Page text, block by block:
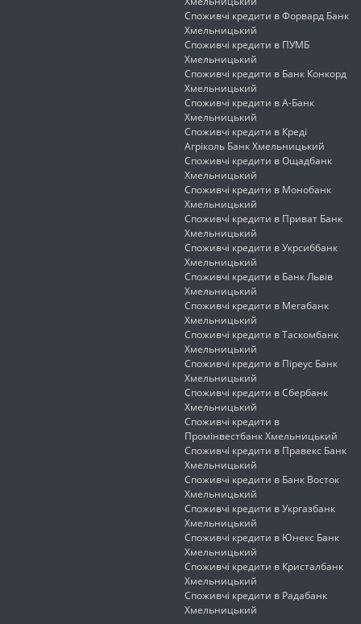
Споживчі кредити в Форвард Банк
Хмельницький
Споживчі кредити в ПУМБ
Хмельницький
Споживчі кредити в Банк Конкорд
Хмельницький
Споживчі кредити в А-Банк
Хмельницький
Споживчі кредити в Креді
Агріколь Банк Хмельницький
Споживчі кредити в Ощадбанк
Хмельницький
Споживчі кредити в Монобанк
Хмельницький
Споживчі кредити в Приват Банк
Хмельницький
Споживчі кредити в Укрсиббанк
Хмельницький
Споживчі кредити в Банк Львів
Хмельницький
Споживчі кредити в Мегабанк
Хмельницький
Споживчі кредити в Таскомбанк
Хмельницький
Споживчі кредити в Піреус Банк
Хмельницький
Споживчі кредити в Сбербанк
Хмельницький
Споживчі кредити в
Промінвестбанк Хмельницький
Споживчі кредити в Правекс Банк
Хмельницький
Споживчі кредити в Банк Восток
Хмельницький
Споживчі кредити в Укргазбанк
Хмельницький
Споживчі кредити в Юнекс Банк
Хмельницький
Споживчі кредити в Кристалбанк
Хмельницький
Споживчі кредити в Радабанк
Хмельницький